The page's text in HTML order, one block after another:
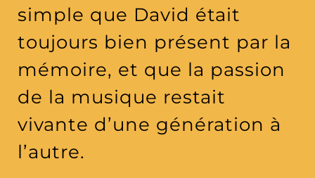
simple que David était
toujours bien présent par la
mémoire, et que la passion
de la musique restait
vivante d’une génération à
l’autre.